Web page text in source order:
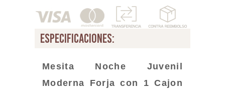
especificaciones:
Mesita Noche Juvenil
Moderna Forja con 1 Cajon